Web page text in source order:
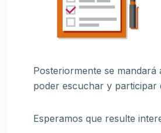
Posteriormente se
poder escuchar y participar
Esperamos que resulte